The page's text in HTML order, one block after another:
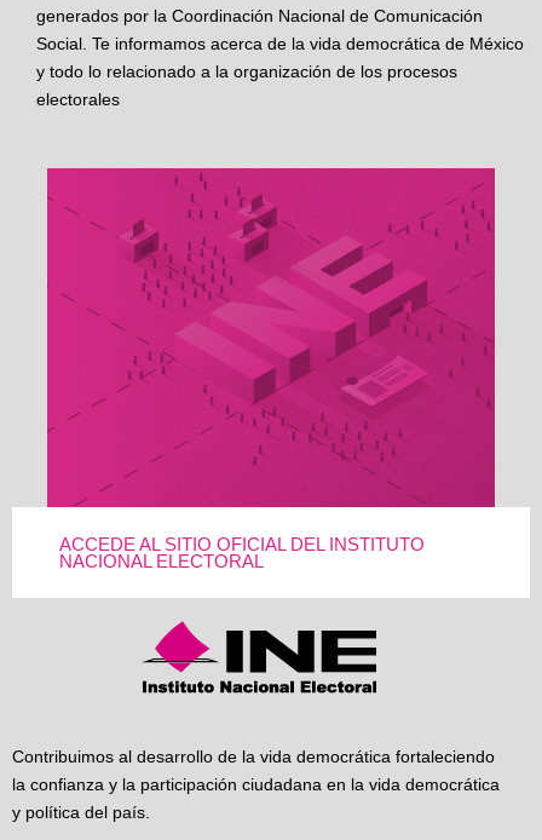
generados por la Coordinación Nacional de Comunicación
Social. Te informamos acerca de la vida democrática de México
y todo lo relacionado a la organización de los procesos
electorales
ACCEDE AL SITIO OFICIAL DEL INSTITUTO
NACIONAL ELECTORAL
Contribuimos al desarrollo de la vida democrática fortaleciendo
la confianza y la participación ciudadana en la vida democrática
y política del país.